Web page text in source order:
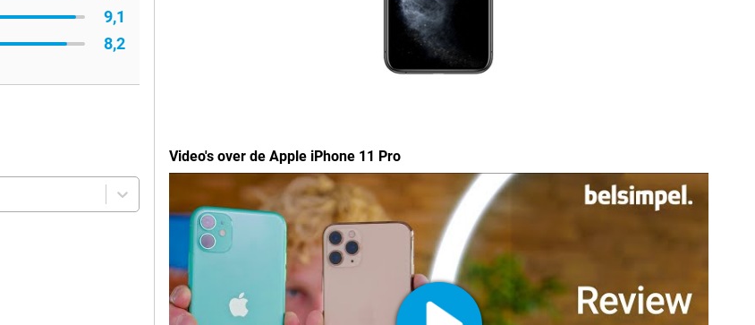
9,1
8,2
Video's over de Apple iPhone 11 Pro